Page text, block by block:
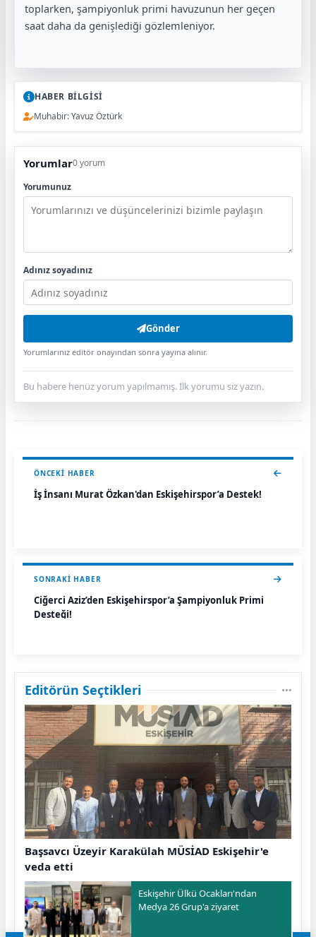
toplarken, şampiyonluk primi havuzunun her geçen
saat daha da genişlediği gözlemleniyor.
HABER BİLGİSİ
Muhabir: Yavuz Öztürk
Yorumlar0 yorum
Yorumunuz
Adınız soyadınız
Gönder
Yorumlarınız editör onayından sonra yayına alınır.
Bu habere henüz yorum yapılmamış. İlk yorumu siz yazın.
ÖNCEKI HABER
İş İnsanı Murat Özkan'dan Eskişehirspor’a Destek!
SONRAKI HABER
Ciğerci Aziz’den Eskişehirspor’a Şampiyonluk Primi
Desteği!
Editörün Seçtikleri
Başsavcı Üzeyir Karakülah MÜSİAD Eskişehir'e
veda etti
Eskişehir Ülkü Ocakları'ndan
Medya 26 Grup'a ziyaret